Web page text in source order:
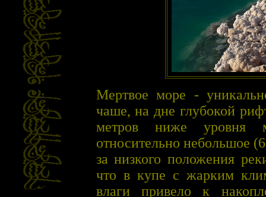
Мертвое море -
чаше, на дне глубокой
метров ниже уровня
относительно небольшое
за низкого положения
что в купе с жарким
влаги привело к